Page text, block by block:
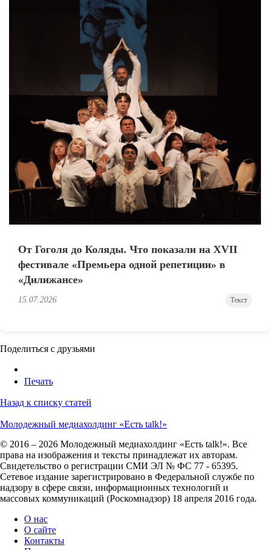
От Гоголя до Коляды. Что показали на XVII
фестивале «Премьера одной репетиции» в
«Дилижансе»
15.07.2026 Текст
Поделиться с друзьями
Печать
Назад к списку статей
Молодежный медиахолдинг «Есть talk!»
© 2016 – 2026 Молодежный медиахолдинг «Есть talk!». Все
права на изображения и тексты принадлежат их авторам.
Свидетельство о регистрации СМИ ЭЛ № ФС 77 - 65395.
Сетевое издание зарегистрировано в Федеральной службе по
надзору в сфере связи, информационных технологий и
массовых коммуникаций (Роскомнадзор) 18 апреля 2016 года.
О нас
О сайте
Контакты